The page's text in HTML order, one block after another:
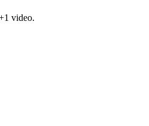
video.